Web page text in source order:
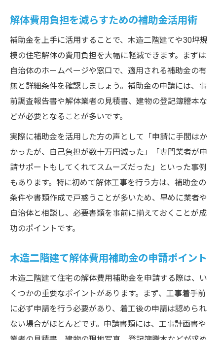
解体費用負担を減らすための補助金活用術
補助金を上手に活用することで、木造二階建てや30坪規
模の住宅解体の費用負担を大幅に軽減できます。まずは
自治体のホームページや窓口で、適用される補助金の有
無と詳細条件を確認しましょう。補助金の申請には、事
前調査報告書や解体業者の見積書、建物の登記簿謄本な
どが必要となることが多いです。
実際に補助金を活用した方の声として「申請に手間はか
かったが、自己負担が数十万円減った」「専門業者が申
請サポートもしてくれてスムーズだった」といった事例
もあります。特に初めて解体工事を行う方は、補助金の
条件や書類作成で戸惑うことが多いため、早めに業者や
自治体と相談し、必要書類を事前に揃えておくことが成
功のポイントです。
木造二階建て解体費用補助金の申請ポイント
木造二階建て住宅の解体費用補助金を申請する際は、い
くつかの重要なポイントがあります。まず、工事着手前
に必ず申請を行う必要があり、着工後の申請は認められ
ない場合がほとんどです。申請書類には、工事計画書や